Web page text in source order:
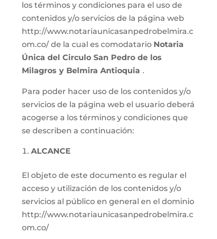
los términos y condiciones para el uso de
contenidos y/o servicios de la página web
http://www.notariaunicasanpedrobelmira.c
om.co/ de la cual es comodatario Notaria
Única del Circulo San Pedro de los
Milagros y Belmira Antioquia .
Para poder hacer uso de los contenidos y/o
servicios de la página web el usuario deberá
acogerse a los términos y condiciones que
se describen a continuación:
ALCANCE
El objeto de este documento es regular el
acceso y utilización de los contenidos y/o
servicios al público en general en el dominio
http://www.notariaunicasanpedrobelmira.c
om.co/